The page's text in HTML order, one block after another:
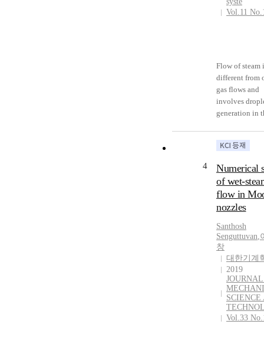
Vol.11
Flow of steam
different from
gas flows and
involves
generation in
affects not
machine
performance
negative way.
days, CFD is
design and
optimization
processes, so
transition
phenomena in
flows should
considered in
to predict the
4
Numerical
of wet-
flow in
nozzles
Santhosh
Senguttuvan,
창
대한기계
2019
SCIENCE
Vol.33